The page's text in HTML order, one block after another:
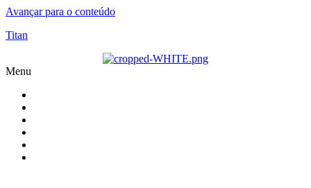
Avançar para o conteúdo
Titan
Menu